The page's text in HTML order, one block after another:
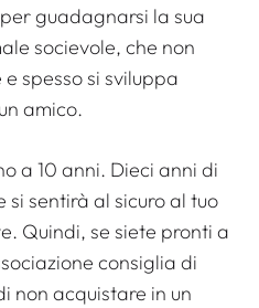
guadagnarsi la sua
socievole, che non
spesso si sviluppa
amico.
a 10 anni. Dieci anni di
sentirà al sicuro al tuo
Quindi, se siete pronti a
consiglia di
non acquistare in un